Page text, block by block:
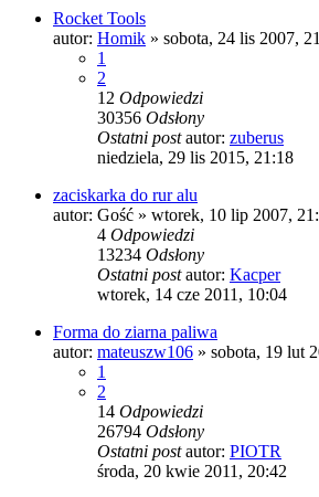
Rocket Tools
autor: Homik » sobota, 24 lis 2007,
1
2
12 Odpowiedzi
30356 Odsłony
Ostatni postautor: zuberus
niedziela, 29 lis 2015, 21:18
zaciskarka do rur alu
autor: Gość » wtorek, 10 lip 2007,
4 Odpowiedzi
13234 Odsłony
Ostatni postautor: Kacper
wtorek, 14 cze 2011, 10:04
Forma do ziarna paliwa
autor: mateuszw106 » sobota, 19 lut
1
2
14 Odpowiedzi
26794 Odsłony
Ostatni postautor: PIOTR
środa, 20 kwie 2011, 20:42